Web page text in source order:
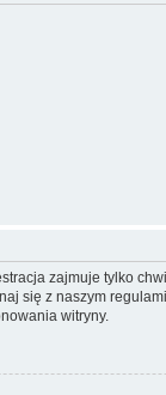
zajmuje tylko
się z naszym
witryny.